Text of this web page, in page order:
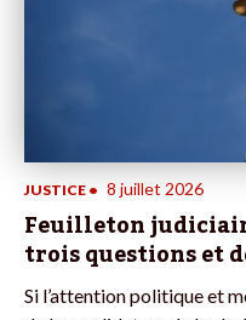
JUSTICE • 8 juillet 2026
Feuilleton
trois questions et
Si l’attention politique et